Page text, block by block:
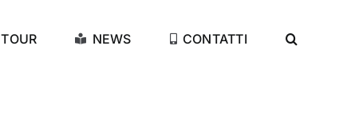
TOUR NEWS CONTATTI